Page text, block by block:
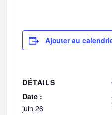
Ajouter au
DÉTAILS
Date :
juin 26